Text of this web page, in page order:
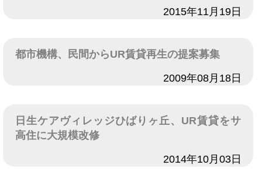
2015年11月19日
都市機構、民間からUR賃貸再生の提案募集
2009年08月18日
日生ケアヴィレッジひばりヶ丘、UR賃貸をサ
高住に大規模改修
2014年10月03日